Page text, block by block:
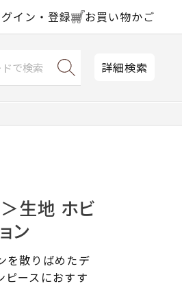
イン・登録 お買い物かご
詳細検索
生地 ホビ
ン
を散りばめたデ
ピースにおすす